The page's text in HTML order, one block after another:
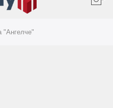
"Ангелче"